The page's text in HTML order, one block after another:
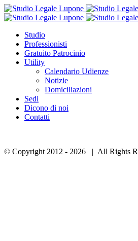
Studio
Professionisti
Gratuito Patrocinio
Utility
Calendario Udienze
Notizie
Domiciliazioni
Sedi
Dicono di noi
Contatti
© Copyright 2012 - 2026 | All Rights